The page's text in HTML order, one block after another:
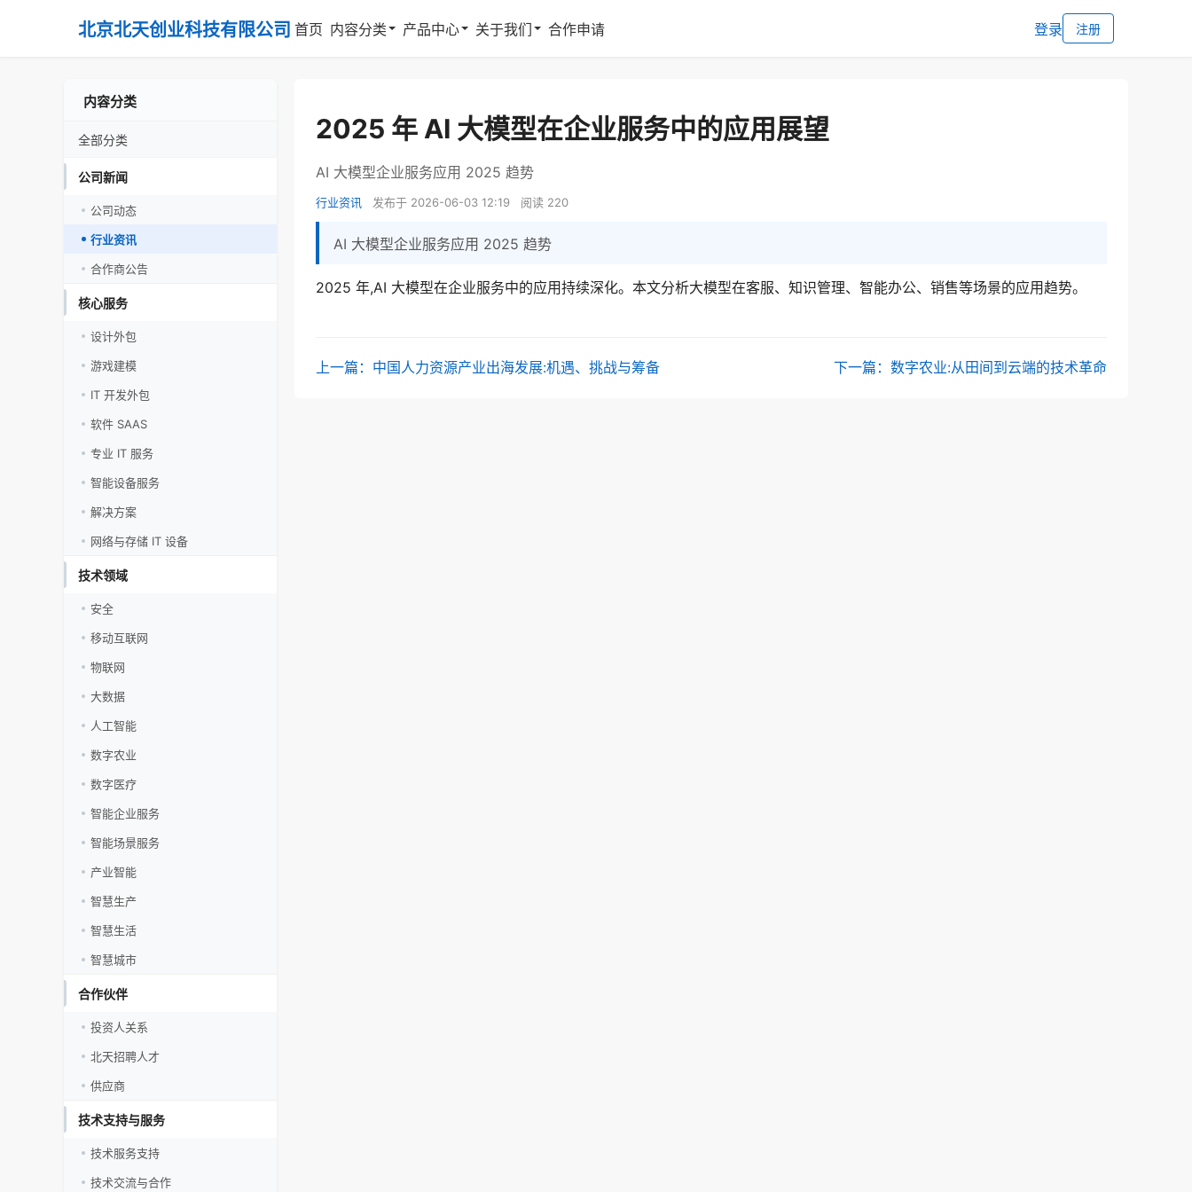
北京北天创业科技有限公司 首页 内容分类 产品中心 关于我们 合作申请 登录 注册
内容分类
全部分类
公司新闻
公司动态
行业资讯
合作商公告
核心服务
设计外包
游戏建模
IT 开发外包
软件 SAAS
专业 IT 服务
智能设备服务
解决方案
网络与存储 IT 设备
技术领域
安全
移动互联网
物联网
大数据
人工智能
数字农业
数字医疗
智能企业服务
智能场景服务
产业智能
智慧生产
智慧生活
智慧城市
合作伙伴
投资人关系
北天招聘人才
供应商
技术支持与服务
技术服务支持
技术交流与合作
2025 年 AI 大模型在企业服务中的应用展望
AI 大模型企业服务应用 2025 趋势
行业资讯 发布于 2026-06-03 12:19 阅读 220
AI 大模型企业服务应用 2025 趋势
2025 年,AI 大模型在企业服务中的应用持续深化。本文分析大模型在客服、知识管理、智能办公、销售等场景的应用趋势。
上一篇：中国人力资源产业出海发展:机遇、挑战与筹备 下一篇：数字农业:从田间到云端的技术革命